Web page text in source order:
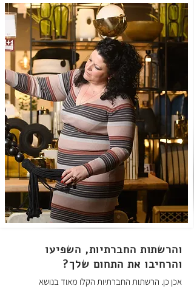
והרשתות החברתיות, השפיעו
והרחיבו את התחום שלך?
אכן כן. הרשתות החברתיות הקלו מאוד בנושא